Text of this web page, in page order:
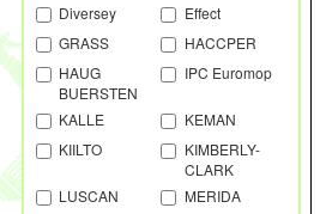
Diversey
Effect
GRASS
HACCPER
HAUG
BUERSTEN
IPC Euromop
KALLE
KEMAN
KIILTO
KIMBERLY-
CLARK
LUSCAN
MERIDA